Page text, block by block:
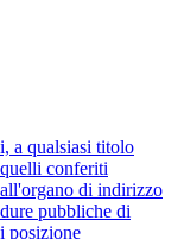
a qualsiasi titolo
conferiti
di indirizzo
pubbliche di
posizione